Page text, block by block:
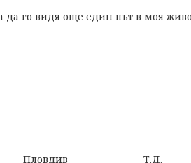
го видя още един път в моя
г. Пловдив Т.Д.